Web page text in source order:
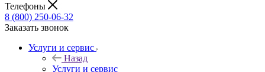
Телефоны
8 (800) 250-06-32
Заказать звонок
Услуги и сервис
Назад
Услуги и сервис